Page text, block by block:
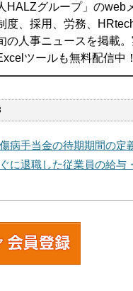
HALZグループ」のweb
度、採用、労務、
の人事ニュースを掲載
ツールも無料配信中！
病手当金の待期期間の定
に退職した従業員の給与